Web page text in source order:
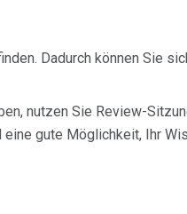
Dadurch können Sie
nutzen Sie Review-
gute Möglichkeit, Ihr